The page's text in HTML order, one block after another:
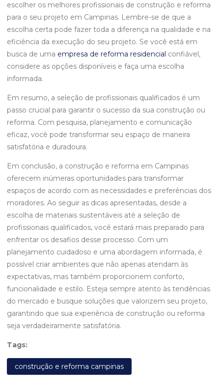
escolher os melhores profissionais de construção e reforma
para o seu projeto em Campinas. Lembre-se de que a
escolha certa pode fazer toda a diferença na qualidade e na
eficiência da execução do seu projeto. Se você está em
busca de uma empresa de reforma residencial confiável,
considere as opções disponíveis e faça uma escolha
informada.
Em resumo, a seleção de profissionais qualificados é um
passo crucial para garantir o sucesso da sua construção ou
reforma. Com pesquisa, planejamento e comunicação
eficaz, você pode transformar seu espaço de maneira
satisfatória e duradoura.
Em conclusão, a construção e reforma em Campinas
oferecem inúmeras oportunidades para transformar
espaços de acordo com as necessidades e preferências dos
moradores. Ao seguir as dicas apresentadas, desde a
escolha de materiais sustentáveis até a seleção de
profissionais qualificados, você estará mais preparado para
enfrentar os desafios desse processo. Com um
planejamento cuidadoso e uma abordagem informada, é
possível criar ambientes que não apenas atendam às
expectativas, mas também proporcionem conforto,
funcionalidade e estilo. Esteja sempre atento às tendências
do mercado e busque soluções que valorizem seu projeto,
garantindo que sua experiência de construção ou reforma
seja verdadeiramente satisfatória.
Tags:
construção e reforma campinas